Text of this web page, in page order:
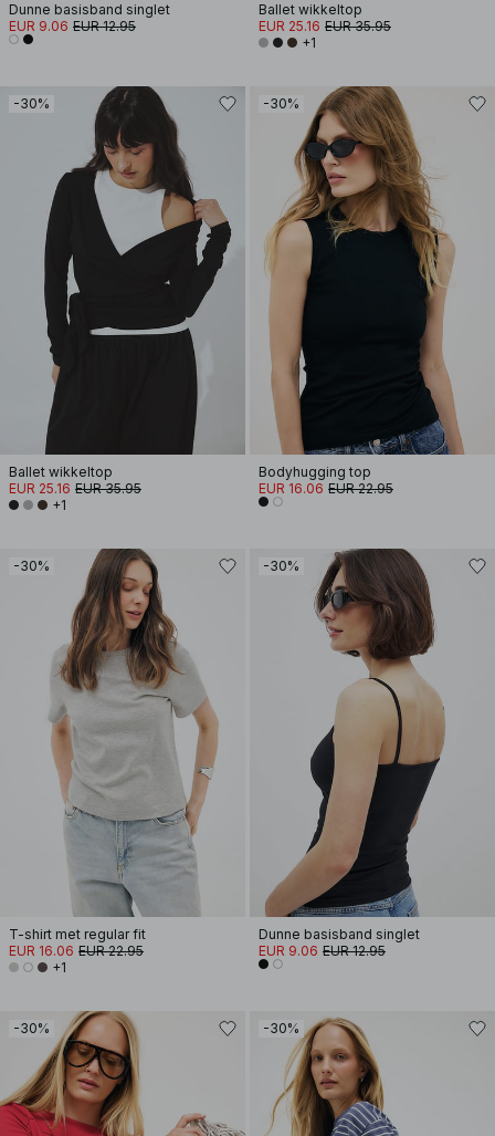
Dunne basisband singlet
EUR 9.06 EUR 12.95
Ballet wikkeltop
EUR 25.16 EUR 35.95
+1
-30%
Ballet wikkeltop
EUR 25.16 EUR 35.95
+1
-30%
Bodyhugging top
EUR 16.06 EUR 22.95
-30%
T-shirt met regular fit
EUR 16.06 EUR 22.95
+1
-30%
Dunne basisband singlet
EUR 9.06 EUR 12.95
-30% -30%